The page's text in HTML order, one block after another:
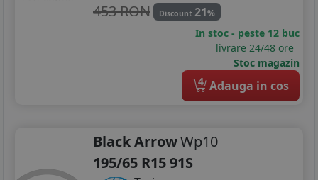
453 RON Discount 21%
In stoc - peste 12 buc
livrare 24/48 ore
Stoc magazin
4 Adauga in cos
Black ArrowWp10
195/65 R15 91S